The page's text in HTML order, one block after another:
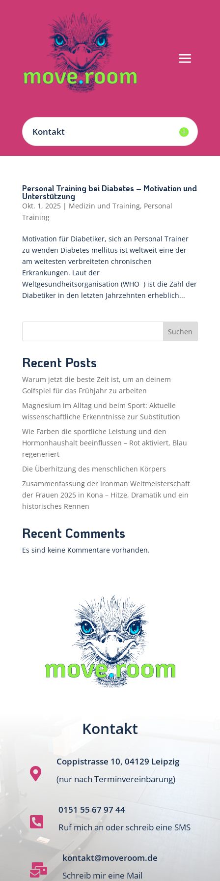
Kontakt
Personal Training bei Diabetes – Motivation und
Unterstützung
Okt. 1, 2025| Medizin und Training, Personal
Training
Motivation für Diabetiker, sich an Personal Trainer
zu wenden Diabetes mellitus ist weltweit eine der
am weitesten verbreiteten chronischen
Erkrankungen. Laut der
Weltgesundheitsorganisation (WHO ) ist die Zahl der
Diabetiker in den letzten Jahrzehnten erheblich...
Suchen
Recent Posts
Warum jetzt die beste Zeit ist, um an deinem
Golfspiel für das Frühjahr zu arbeiten
Magnesium im Alltag und beim Sport: Aktuelle
wissenschaftliche Erkenntnisse zur Substitution
Wie Farben die sportliche Leistung und den
Hormonhaushalt beeinflussen – Rot aktiviert, Blau
regeneriert
Die Überhitzung des menschlichen Körpers
Zusammenfassung der Ironman Weltmeisterschaft
der Frauen 2025 in Kona – Hitze, Dramatik und ein
historisches Rennen
Recent Comments
Es sind keine Kommentare vorhanden.
Kontakt

Coppistrasse 10, 04129 Leipzig
(nur nach Terminvereinbarung)

0151 55 67 97 44
Ruf mich an oder schreib eine SMS

kontakt@moveroom.de
Schreib mir eine Mail